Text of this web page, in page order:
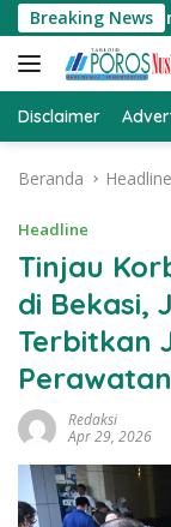
Langsung
ke
konten
Breaking News
Breaking
Disclaimer
Beranda Headline
Headline
Tinjau
di Bekasi,
Terbitkan
Redaksi
Apr 29, 2026